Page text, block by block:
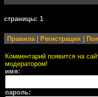
cтраницы: 1
Правила| Регистрация
Комментарий появится на
модератором!
имя:
пароль: